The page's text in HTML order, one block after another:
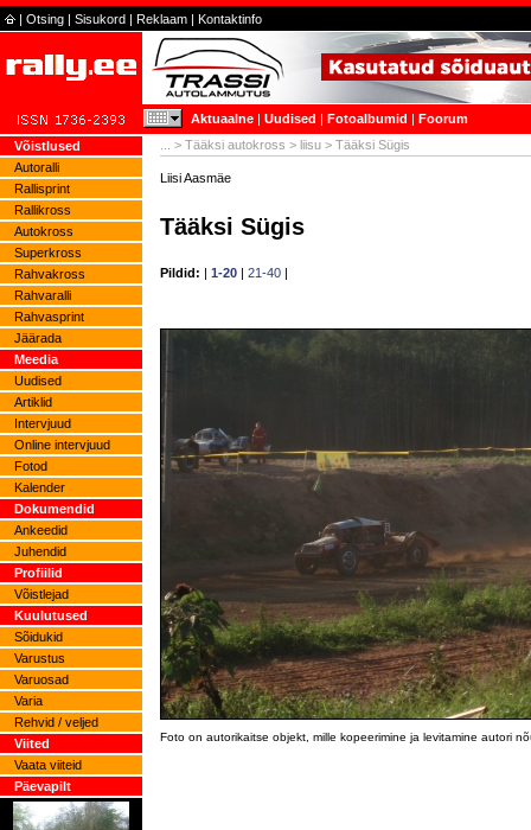
| Otsing | Sisukord | Reklaam | Kontaktinfo
Aktuaalne | Uudised | Fotoalbumid | Foorum
Võistlused
Autoralli
Rallisprint
Rallikross
Autokross
Superkross
Rahvakross
Rahvaralli
Rahvasprint
Jäärada
Meedia
Uudised
Artiklid
Intervjuud
Online intervjuud
Fotod
Kalender
Dokumendid
Ankeedid
Juhendid
Profiilid
Võistlejad
Kuulutused
Sõidukid
Varustus
Varuosad
Varia
Rehvid / veljed
Viited
Vaata viiteid
Päevapilt
> Tääksi autokross > liisu > Tääksi Sügis
Liisi Aasmäe
Tääksi Sügis
Pildid: | 1-20 | 21-40 |
Foto on autorikaitse objekt, mille kopeerimine ja levitamine autori